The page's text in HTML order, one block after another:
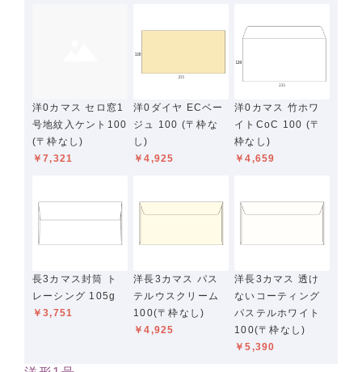
洋0カマス セロ窓1
号地紋入ケント100
(〒枠なし)
￥7,321
洋0ダイヤ ECベー
ジュ 100 (〒枠な
し)
￥4,925
洋0カマス 竹ホワ
イトCoC 100 (〒
枠なし)
￥4,659
長3カマス封筒 ト
レーシング 105g
￥3,751
洋長3カマス パス
テルウスクリーム
100(〒枠なし)
￥4,925
洋長3カマス 透け
ないコーティング
パステルホワイト
100(〒枠なし)
￥5,390